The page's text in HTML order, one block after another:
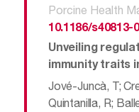
Porcine Health
10.1186/s40813-
Unveiling
immunity traits
Jové-Juncà, T;
Quintanilla, R;